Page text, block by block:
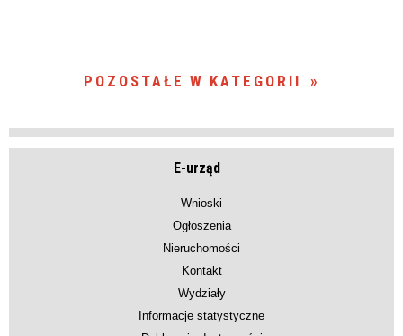
POZOSTAŁE W KATEGORII
E-urząd
Wnioski
Ogłoszenia
Nieruchomości
Kontakt
Wydziały
Informacje statystyczne